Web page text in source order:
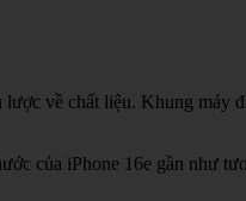
lược về chất liệu. Khung
của iPhone 16e gần như